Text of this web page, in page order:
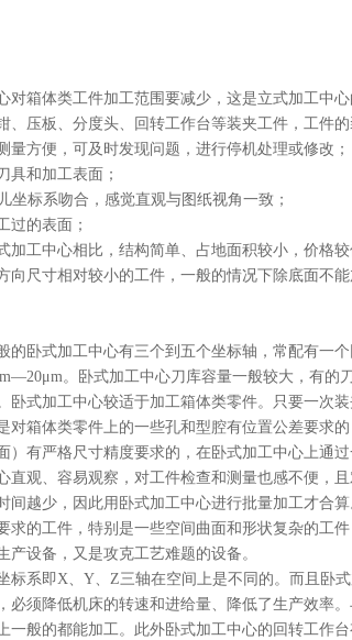
箱体类工件加工范围要减少，这是立式加工中
压板、分度头、回转工作台等装夹工件，工件的
方便，可及时发现问题，进行停机处理或修改；
和加工表面；
标系吻合，感觉直观与图纸视角一致；
过的表面；
工中心相比，结构简单、占地面积较小，价格较
向尺寸相对较小的工件，一般的情况下除底面不
的卧式加工中心有三个到五个坐标轴，常配有一
。卧式加工中心刀库容量一般较大，有的
卧式加工中心较适于加工箱体类零件。只要一次
对箱体类零件上的一些孔和型腔有位置公差要求
有严格尺寸精度要求的，在卧式加工中心上通
直观、容易观察，对工件检查和测量也感不便，
间越少，因此用卧式加工中心进行批量加工才合
求的工件，特别是一些空间曲面和形状复杂的工
设备，又是攻克工艺难题的设备。
标系即X、Y、Z三轴在空间上是不同的。而且卧
必须降低机床的转速和进给量、降低了生产效率
一般的都能加工。此外卧式加工中心的回转工作